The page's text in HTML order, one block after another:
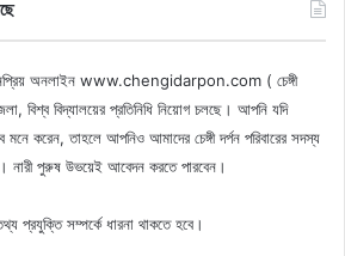
জনপ্রিয় অনলাইন www.chengidarpon.com ( চেঙ্গী
বিশ্ব বিদ্যালয়ের প্রতিনিধি নিয়োগ চলছে। আপনি যদি
করেন, তাহলে আপনিও আমাদের চেঙ্গী দর্পন পরিবারের সদস্য
নারী পুরুষ উভয়েই আবেদন করতে পারবেন।
প্রযুক্তি সম্পর্কে ধারনা থাকতে হবে।